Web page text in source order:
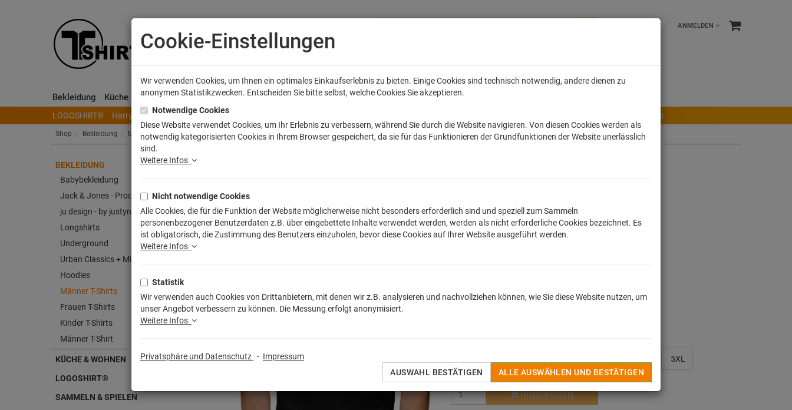
ANMELDEN
Bekleidung Küche & Wohnen Sammeln & Spielen Anime Bands Filme & Serien Gaming Fun Accessoires
LOGOSHIRT® Harry Potter Herr der Ringe Disney Tonies
Shop Bekleidung Männer T-Shirts
BEKLEIDUNG
Babybekleidung
Jack & Jones - Produkt
ju design - by justyna weitz
Longshirts
Underground
Urban Classics + Mister Tee
Hoodies
Männer T-Shirts
Frauen T-Shirts
Kinder T-Shirts
Männer T-Shirt
KÜCHE & WOHNEN
LOGOSHIRT®
SAMMELN & SPIELEN
Artikelnummer: TSP2734
Faltendackel MEHR
5XL
HINZUFÜGEN
Cookie-Einstellungen
Wir verwenden Cookies, um Ihnen ein optimales Einkaufserlebnis zu bieten. Einige Cookies sind technisch notwendig, andere dienen zu
anonymen Statistikzwecken. Entscheiden Sie bitte selbst, welche Cookies Sie akzeptieren.
Notwendige Cookies
Diese Website verwendet Cookies, um Ihr Erlebnis zu verbessern, während Sie durch die Website navigieren. Von diesen Cookies werden als
notwendig kategorisierten Cookies in Ihrem Browser gespeichert, da sie für das Funktionieren der Grundfunktionen der Website unerlässlich
sind.
Weitere Infos
Nicht notwendige Cookies
Alle Cookies, die für die Funktion der Website möglicherweise nicht besonders erforderlich sind und speziell zum Sammeln
personenbezogener Benutzerdaten z.B. über eingebettete Inhalte verwendet werden, werden als nicht erforderliche Cookies bezeichnet. Es
ist obligatorisch, die Zustimmung des Benutzers einzuholen, bevor diese Cookies auf Ihrer Website ausgeführt werden.
Weitere Infos
Statistik
Wir verwenden auch Cookies von Drittanbietern, mit denen wir z.B. analysieren und nachvollziehen können, wie Sie diese Website nutzen, um
unser Angebot verbessern zu können. Die Messung erfolgt anonymisiert.
Weitere Infos
Privatsphäre und Datenschutz - Impressum
AUSWAHL BESTÄTIGEN
ALLE AUSWÄHLEN UND BESTÄTIGEN